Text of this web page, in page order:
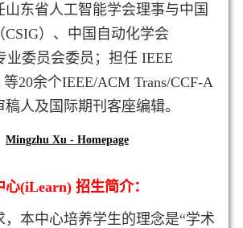
山东省人工智能学会理事与中国
CSIG）、中国自动化学会
业委员会委员；担任 IEEE
20余个IEEE/ACM Trans/CCF-A
人及国际期刊客座编辑。
Mingzhu Xu - Homepage
心(iLearn) 招生简介：
本中心培养学生的理念是“学术